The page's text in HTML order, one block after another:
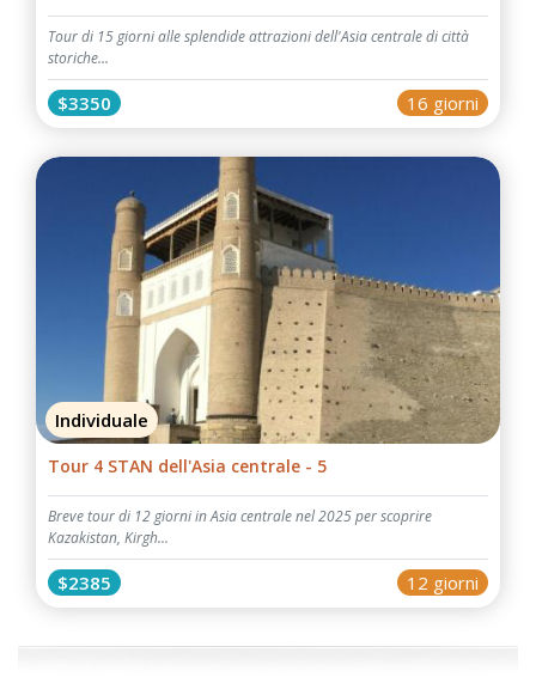
Tour di 15 giorni alle splendide attrazioni dell'Asia centrale di città
storiche...
$3350 16 giorni
Individuale
Tour 4 STAN dell'Asia centrale - 5
Breve tour di 12 giorni in Asia centrale nel 2025 per scoprire
Kazakistan, Kirgh...
$2385 12 giorni